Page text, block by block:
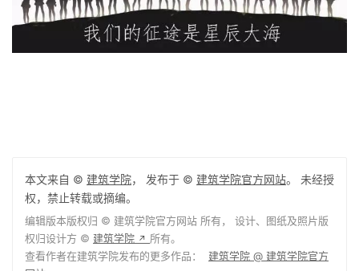
本文来自 © 建筑学院， 发布于 © 建筑学院官方网站。 未经授
权，禁止转载或摘编。
编辑版本版权归 © 建筑学院官方网站 所有， 设计、图纸及照片版
权归设计方 © 建筑学院 ↗ 所有。
查看作者在建筑学院发布的更多作品： 建筑学院 @ 建筑学院官方